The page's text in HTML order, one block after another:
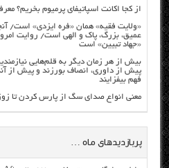
از کجا اکانت اسپاتیفای پرمیوم بخریم؟ معرفی ۴ فروشگاه معتبر
«ولایت فقیه» همان «فره ایزدی» است/
عمیق، بزرگ، پاک و الهی است/ روایت
«جهاد تبیین» است
بیش از هر زمان دیگر به قلم‌هایی
پیش از داوری، انصاف بورزند و پیش از
فهم بیفزایند
معنی انواع صدای سگ از پارس کردن تا
پربازدیدهای ماه …